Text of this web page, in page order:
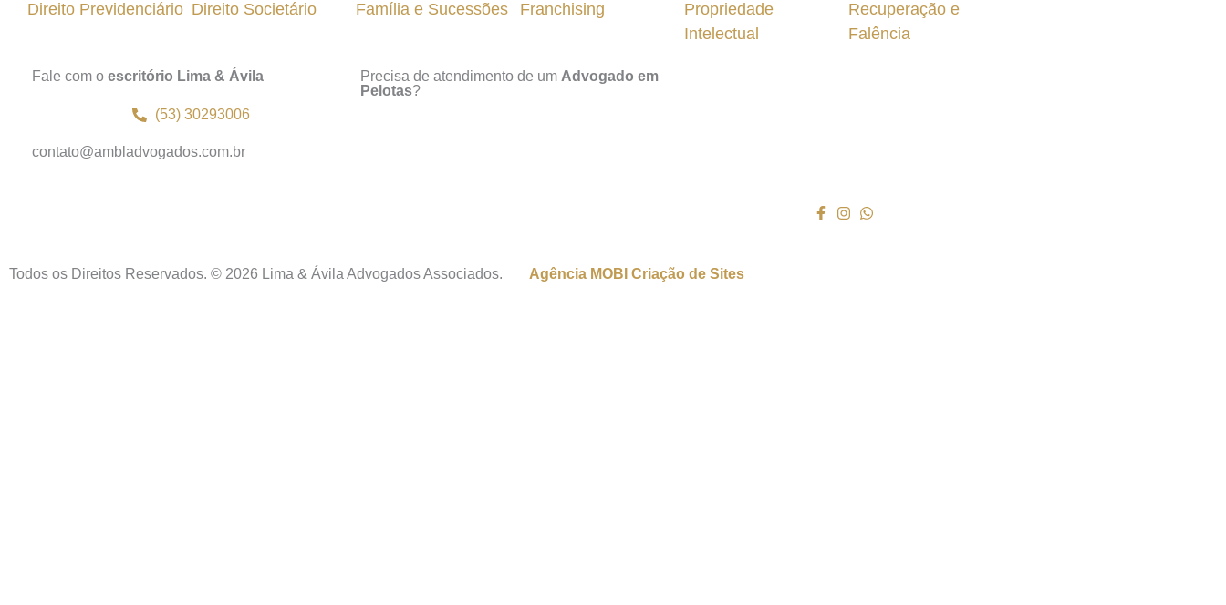
Direito Previdenciário Direito Societário Família e Sucessões Franchising
Propriedade
Intelectual
Recuperação e
Falência
Fale com o escritório Lima & Ávila
(53) 30293006
contato@ambladvogados.com.br
Precisa de atendimento de um Advogado em
Pelotas?
Todos os Direitos Reservados. © 2026 Lima & Ávila Advogados Associados. Agência MOBI Criação de Sites